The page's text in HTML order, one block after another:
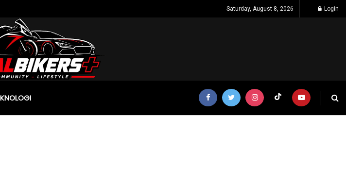
Saturday, August 8, 2026 Login